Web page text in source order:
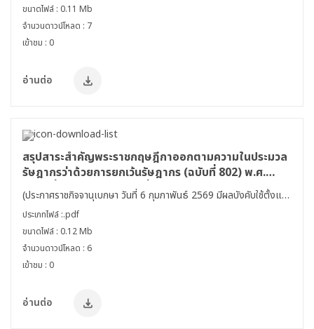
ขนาดไฟล์ : 0.11 Mb
จำนวนดาวน์โหลด : 7
เข้าชม : 0
อ่านต่อ
สรุปสาระสำคัญพระราชกฤษฎีกาออกตามความในประมวล
รัษฎากรว่าด้วยการยกเว้นรัษฎากร (ฉบับที่ 802) พ.ศ.
2569เรื่อง มาตรการภาษีเพื่อสนับสนุนการแปลงเป็นดิจิทัล
(Digital Transformation) ของวิสาหกิจขนาดกลาง
และขนาด
(ประกาศราชกิจจานุเบกษา วันที่ 6 กุมภาพันธ์ 2569 มีผลบังคับใช้ตั้งแต่
วันถัดจากวันประกาศในราชกิจจานุเบกษาเป็นต้นไป)
ประเภทไฟล์ :.pdf
ขนาดไฟล์ : 0.12 Mb
จำนวนดาวน์โหลด : 6
เข้าชม : 0
อ่านต่อ